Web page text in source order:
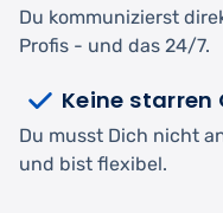
Du kommunizierst
Profis - und das 24/7.
Keine
Du musst Dich nicht
und bist flexibel.